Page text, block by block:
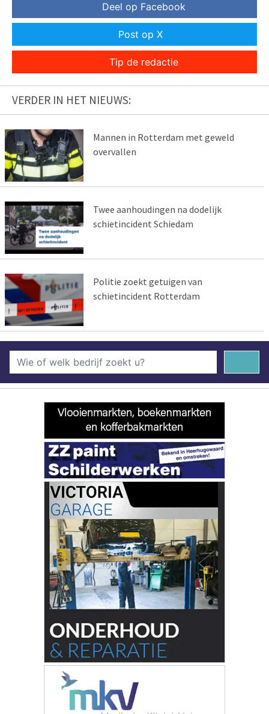
Deel op Facebook
Post op X
Tip de redactie
VERDER IN HET NIEUWS:
Mannen in Rotterdam met geweld
overvallen
Twee aanhoudingen na dodelijk
schietincident Schiedam
Politie zoekt getuigen van
schietincident Rotterdam